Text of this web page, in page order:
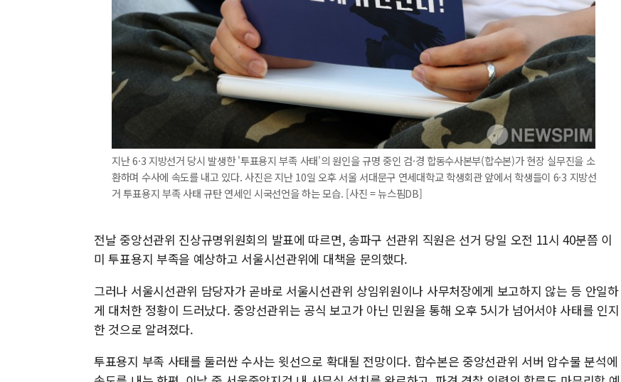
지난 6·3 지방선거 당시 발생한 '투표용지 부족 사태'의 원인을 규명 중인 검·경 합동수사본부(합수본)가 현장 실무진을 소
환하며 수사에 속도를 내고 있다. 사진은 지난 10일 오후 서울 서대문구 연세대학교 학생회관 앞에서 학생들이 6·3 지방선
거 투표용지 부족 사태 규탄 연세인 시국선언을 하는 모습. [사진 = 뉴스핌DB]
전날 중앙선관위 진상규명위원회의 발표에 따르면, 송파구 선관위 직원은 선거 당일 오전 11시 40분쯤 이
미 투표용지 부족을 예상하고 서울시선관위에 대책을 문의했다.
그러나 서울시선관위 담당자가 곧바로 서울시선관위 상임위원이나 사무처장에게 보고하지 않는 등 안일하
게 대처한 정황이 드러났다. 중앙선관위는 공식 보고가 아닌 민원을 통해 오후 5시가 넘어서야 사태를 인지
한 것으로 알려졌다.
투표용지 부족 사태를 둘러싼 수사는 윗선으로 확대될 전망이다. 합수본은 중앙선관위 서버 압수물 분석에